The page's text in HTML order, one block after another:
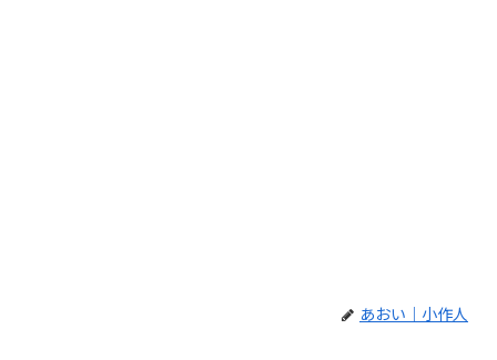
あおい｜小作人